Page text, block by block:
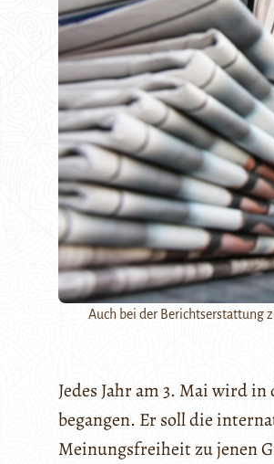
Auch bei der Berichtserstattung
Jedes Jahr am 3. Mai wird
begangen. Er soll die
Meinungsfreiheit zu jenen